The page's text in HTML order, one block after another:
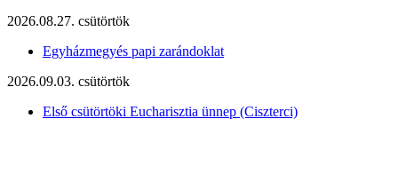
2026.08.27. csütörtök
Egyházmegyés papi zarándoklat
2026.09.03. csütörtök
Első csütörtöki Eucharisztia ünnep (Ciszterci)